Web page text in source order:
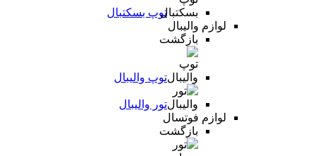
توپ بسکتبال
لوازم والیبال
بازگشت
توپ والیبال
تور والیبال
لوازم فوتسال
بازگشت